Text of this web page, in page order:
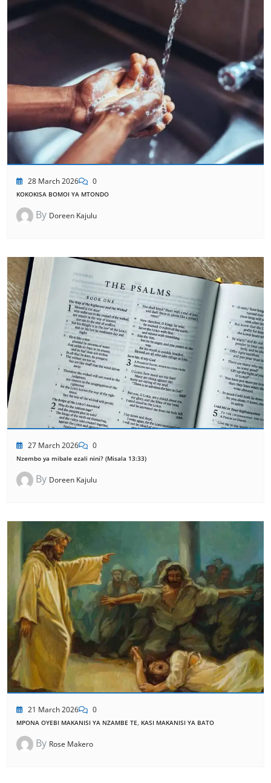
28 March 2026 0
KOKOKISA BOMOI YA MTONDO
By Doreen Kajulu
27 March 2026 0
Nzembo ya mibale ezali nini? (Misala 13:33)
By Doreen Kajulu
21 March 2026 0
MPONA OYEBI MAKANISI YA NZAMBE TE, KASI MAKANISI YA BATO
By Rose Makero